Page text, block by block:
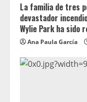
La familia de tres
devastador
Wylie Park ha sido
Ana Paula García